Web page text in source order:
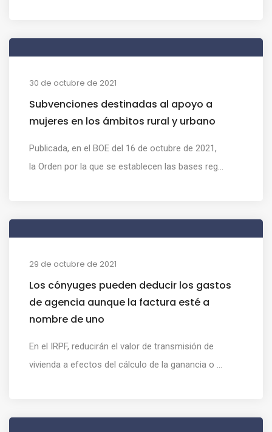
30 de octubre de 2021
Subvenciones destinadas al apoyo a
mujeres en los ámbitos rural y urbano
Publicada, en el BOE del 16 de octubre de 2021,
la Orden por la que se establecen las bases reg...
29 de octubre de 2021
Los cónyuges pueden deducir los gastos
de agencia aunque la factura esté a
nombre de uno
En el IRPF, reducirán el valor de transmisión de
vivienda a efectos del cálculo de la ganancia o ...